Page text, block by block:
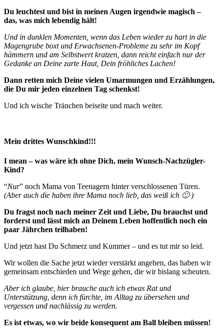
Du leuchtest und bist in meinen Augen irgendwie magisch –
das, was mich lebendig hält!
Und in dunklen Momenten, wenn das Leben wieder zu hart in die
Magengrube boxt und Erwachsenen-Probleme zu sehr im Kopf
hämmern und am Selbstwert kratzen, dann reicht einfach nur der
Gedanke an Deine zarte Haut, Dein fröhliches Lachen!
Dann retten mich Deine vielen Umarmungen und Erzählungen,
die Du mir jeden einzelnen Tag schenkst!
Und ich wische Tränchen beiseite und mach weiter.
Mein drittes Wunschkind!!!
I mean – was wäre ich ohne Dich, mein Wunsch-Nachzügler-
Kind?
“Nur” noch Mama von Teenagern hinter verschlossenen Türen.
(Aber auch die haben ihre Mama noch lieb, das weiß ich 🙂 )
Du fragst noch nach meiner Zeit und Liebe, Du brauchst und
forderst und lässt mich an Deinem Leben hoffentlich noch ein
paar Jährchen teilhaben!
Und jetzt hast Du Schmerz und Kummer – und es tut mir so leid.
Wir wollen die Sache jetzt wieder verstärkt angehen, das haben wir
gemeinsam entschieden und Wege gehen, die wir bislang scheuten.
Aber ich glaube, hier brauche auch ich etwas Rat und
Unterstützung, denn ich fürchte, im Alltag zu übersehen und
vergessen und nachlässig zu werden.
Es ist etwas, wo wir beide konsequent am Ball bleiben müssen!